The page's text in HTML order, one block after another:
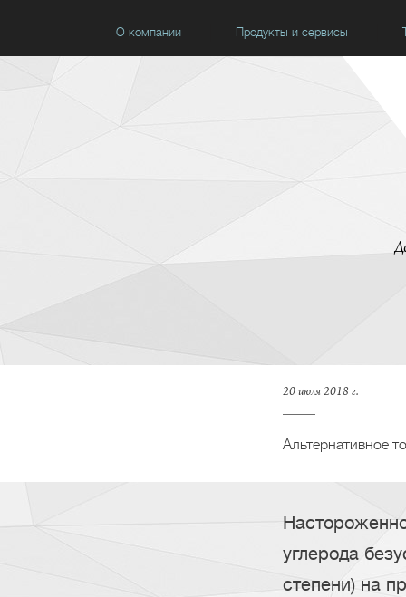
О компании Продукты и сервисы
20 июля 2018 г.
Альтернативное
углерода
степени) на